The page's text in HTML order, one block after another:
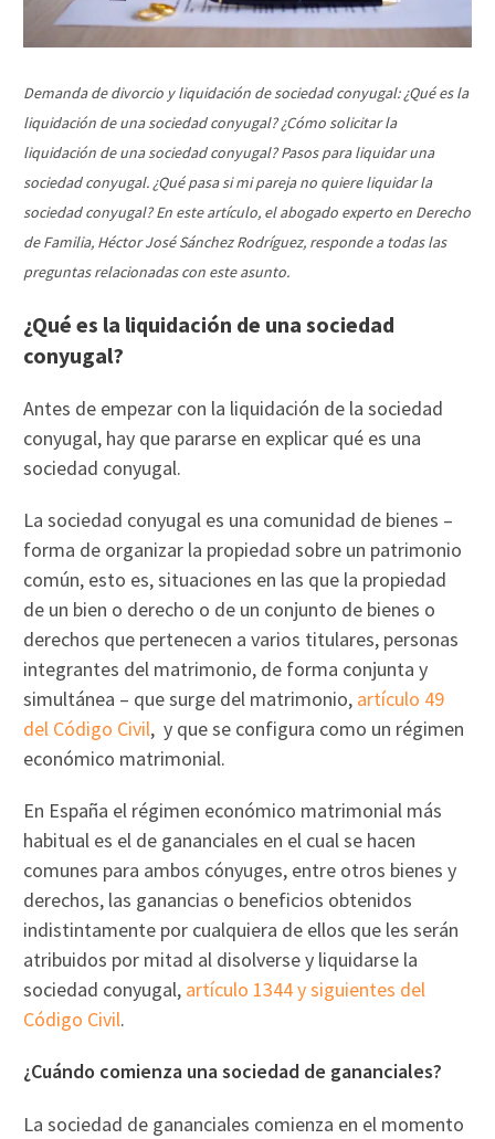
Demanda de divorcio y liquidación de sociedad conyugal: ¿Qué es la
liquidación de una sociedad conyugal? ¿Cómo solicitar la
liquidación de una sociedad conyugal? Pasos para liquidar una
sociedad conyugal. ¿Qué pasa si mi pareja no quiere liquidar la
sociedad conyugal? En este artículo, el abogado experto en Derecho
de Familia, Héctor José Sánchez Rodríguez, responde a todas las
preguntas relacionadas con este asunto.
¿Qué es la liquidación de una sociedad
conyugal?
Antes de empezar con la liquidación de la sociedad
conyugal, hay que pararse en explicar qué es una
sociedad conyugal.
La sociedad conyugal es una comunidad de bienes –
forma de organizar la propiedad sobre un patrimonio
común, esto es, situaciones en las que la propiedad
de un bien o derecho o de un conjunto de bienes o
derechos que pertenecen a varios titulares, personas
integrantes del matrimonio, de forma conjunta y
simultánea – que surge del matrimonio, artículo 49
del Código Civil, y que se configura como un régimen
económico matrimonial.
En España el régimen económico matrimonial más
habitual es el de gananciales en el cual se hacen
comunes para ambos cónyuges, entre otros bienes y
derechos, las ganancias o beneficios obtenidos
indistintamente por cualquiera de ellos que les serán
atribuidos por mitad al disolverse y liquidarse la
sociedad conyugal, artículo 1344 y siguientes del
Código Civil.
¿Cuándo comienza una sociedad de gananciales?
La sociedad de gananciales comienza en el momento